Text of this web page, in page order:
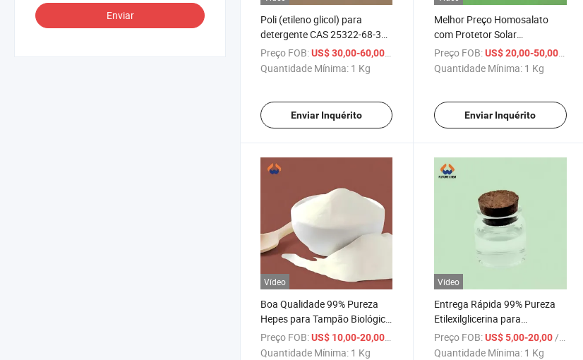
Enviar
Poli (etileno glicol) para
detergente CAS 25322-68-3
Peg
Preço FOB:US$ 30,00-60,00
Quantidade Mínima: 1 Kg
Enviar Inquérito
Melhor Preço Homosalato
com Protetor Solar
Absorvedor de UV de Grau
Cosmético 99% CAS 118-56-9
Preço FOB: US$ 20,00-50,00
Quantidade Mínima: 1 Kg
Enviar Inquérito
Vídeo
Boa Qualidade 99% Pureza
Hepes para Tampão Biológico
CAS 7365-45-9
Preço FOB:US$ 10,00-20,00 / Kg
Quantidade Mínima: 1 Kg
Vídeo
Entrega Rápida 99% Pureza
Etilexilglicerina para
Sinergista Antisséptico CAS
70445-33-9
Preço FOB: US$ 5,00-20,00 / Kg
Quantidade Mínima: 1 Kg